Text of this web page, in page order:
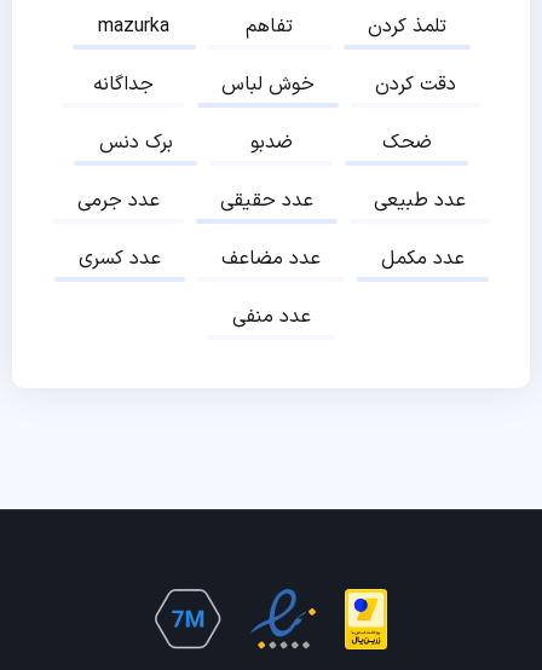
mazurka
تفاهم
تلمذ کردن
جداگانه
خوش لباس
دقت کردن
برک دنس
ضدبو
ضحک
عدد جرمی
عدد حقیقی
عدد طبیعی
عدد کسری
عدد مضاعف
عدد مکمل
عدد منفی